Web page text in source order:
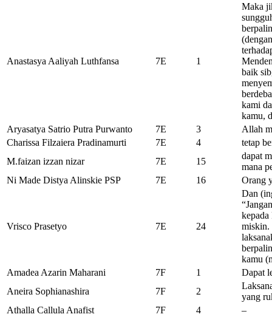
Anastasya Aaliyah Luthfansa 7E 1
Maka
baik
kami
kamu,
Aryasatya Satrio Putra Purwanto
7E 3
Allah
Charissa Filzaiera Pradinamurti
7E 4
tetap
M.faizan izzan nizar
7E 15
dapat
mana
Ni Made Distya Alinskie PSP
7E 16 Orang
Vrisco Prasetyo 7E 24
Dan
kepada
miskin.
kamu
Amadea Azarin Maharani
7F 1
Dapat
Aneira Sophianashira
7F 2
yang
Athalla Callula Anafist
7F 4
–